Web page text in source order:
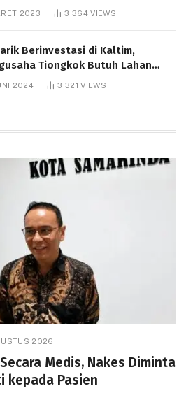
2023 3,364VIEWS
Berinvestasi di Kaltim,
Tiongkok Butuh Lahan
Hektare
2024 3,321VIEWS
2026
Medis, Nakes Diminta
kepada Pasien